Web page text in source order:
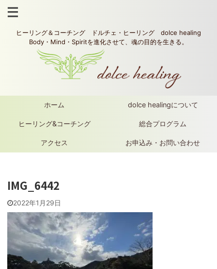
ヒーリング＆コーチング ドルチェ・ヒーリング dolce healing
Body・Mind・Spiritを進化させて、魂の目的を生きる。
ホーム dolce healingについて
ヒーリング&コーチング 総合プログラム
アクセス お申込み・お問い合わせ
IMG_6442
2022年1月29日